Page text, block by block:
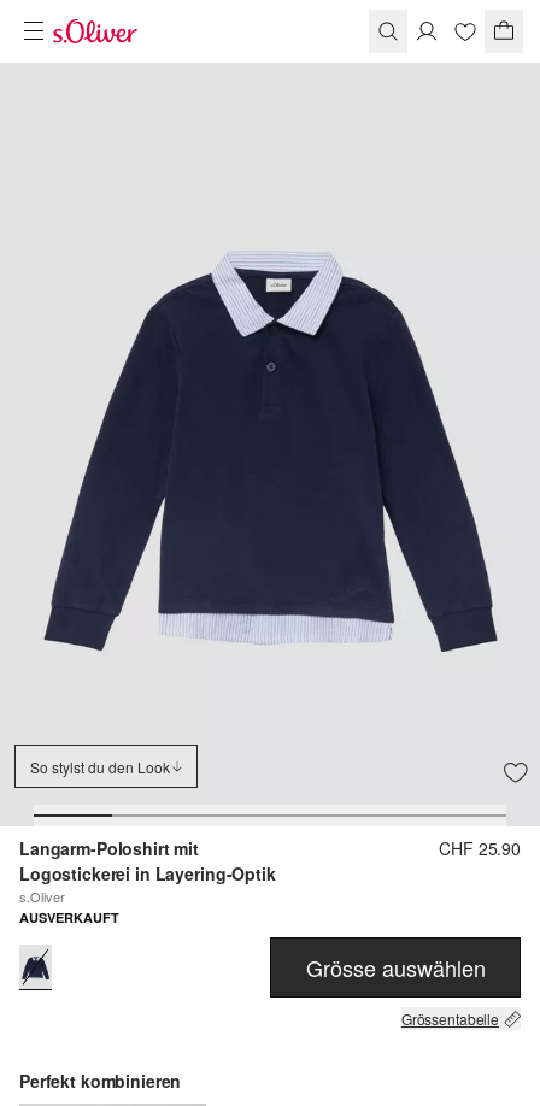
So stylst du den Look
Langarm-Poloshirt mit
Logostickerei in Layering-Optik
s.Oliver
CHF 25.90
AUSVERKAUFT
Grösse auswählen
Grössentabelle
Perfekt kombinieren